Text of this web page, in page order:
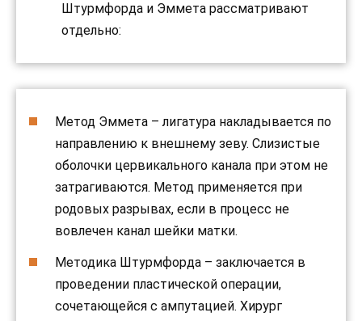
Штурмфорда и Эммета рассматривают
отдельно:
Метод Эммета – лигатура накладывается по
направлению к внешнему зеву. Слизистые
оболочки цервикального канала при этом не
затрагиваются. Метод применяется при
родовых разрывах, если в процесс не
вовлечен канал шейки матки.
Методика Штурмфорда – заключается в
проведении пластической операции,
сочетающейся с ампутацией. Хирург